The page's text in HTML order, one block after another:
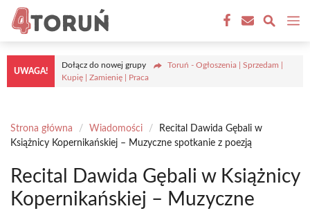
Przejdź
treści
UWAGA!
Dołącz do nowej grupy
Toruń - Ogłoszenia | Sprzedam |
Kupię | Zamienię | Praca
Strona główna / Wiadomości /
Recital Dawida Gębali w
Książnicy Kopernikańskiej – Muzyczne spotkanie z poezją
Recital Dawida Gębali w Książnicy
Kopernikańskiej – Muzyczne